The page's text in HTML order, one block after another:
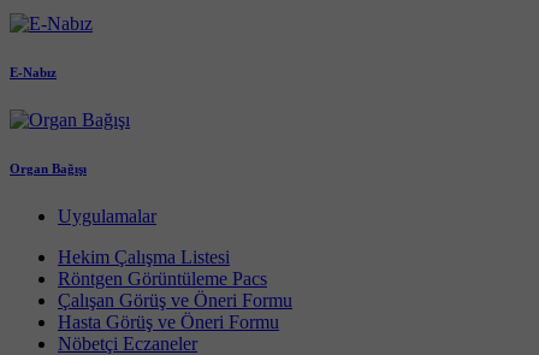
E-Nabız
Organ Bağışı
Uygulamalar
Hekim Çalışma Listesi
Röntgen Görüntüleme Pacs
Çalışan Görüş ve Öneri Formu
Hasta Görüş ve Öneri Formu
Nöbetçi Eczaneler